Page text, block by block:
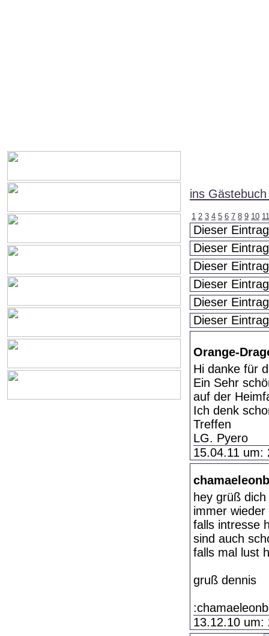
ins
1 2 3 4 5 6 7 8 9 10 11
Dieser
Dieser
Dieser
Dieser
Dieser
Dieser
Orange-
Hi danke für
Ein Sehr
auf der
Ich denk
Treffen
LG. Pyero
15.04.11 um:
hey grüß dich
immer
falls intresse
sind auch
falls mal lust
gruß dennis
13.12.10 um: